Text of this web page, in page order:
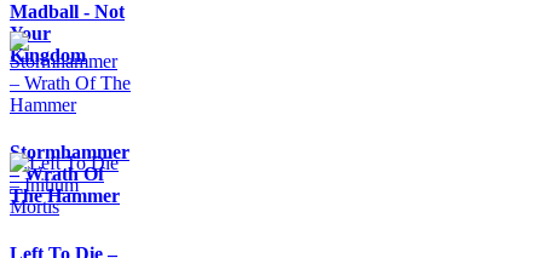
Madball - Not
Your
Kingdom
Stormhammer
– Wrath Of
The Hammer
Left To Die –